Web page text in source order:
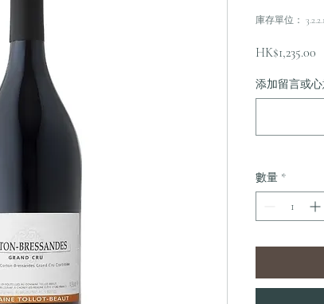
庫存單位：
HK$1,235.00
添加留言或
數量 *